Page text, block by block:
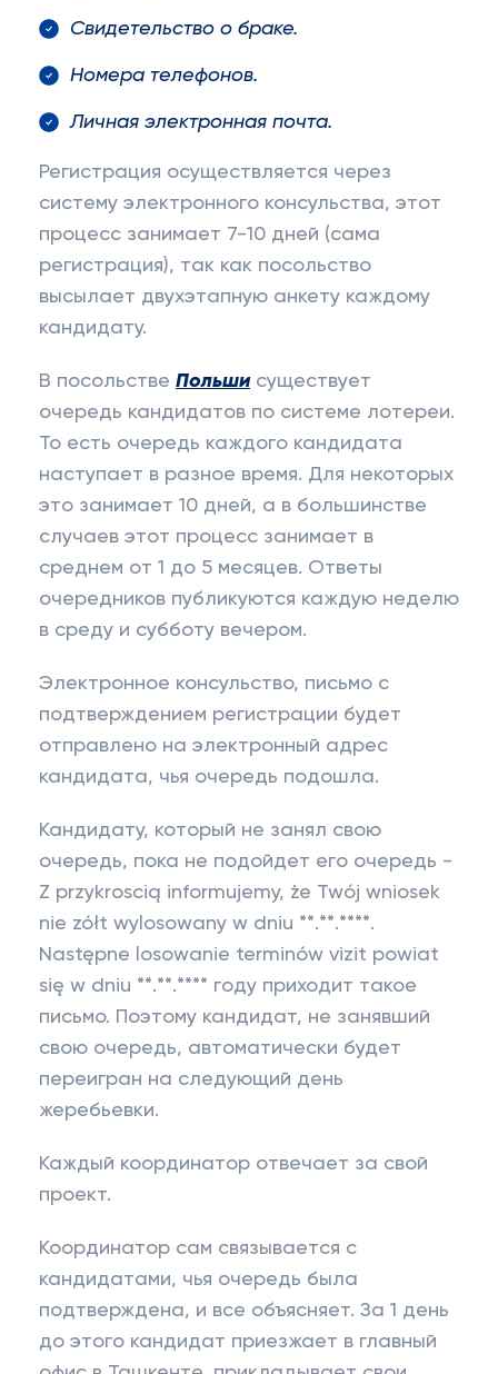
Свидетельство о браке.
Номера телефонов.
Личная электронная почта.
Регистрация осуществляется через
систему электронного консульства, этот
процесс занимает 7-10 дней (сама
регистрация), так как посольство
высылает двухэтапную анкету каждому
кандидату.
В посольстве Польшисуществует
очередь кандидатов по системе лотереи.
То есть очередь каждого кандидата
наступает в разное время. Для некоторых
это занимает 10 дней, а в большинстве
случаев этот процесс занимает в
среднем от 1 до 5 месяцев. Ответы
очередников публикуются каждую неделю
в среду и субботу вечером.
Электронное консульство, письмо с
подтверждением регистрации будет
отправлено на электронный адрес
кандидата, чья очередь подошла.
Кандидату, который не занял свою
очередь, пока не подойдет его очередь -
Z przykroscią informujemy, że Twój wniosek
nie zółt wylosowany w dniu **.**.****.
Następne losowanie terminów vizit powiat
się w dniu **.**.**** году приходит такое
письмо. Поэтому кандидат, не занявший
свою очередь, автоматически будет
переигран на следующий день
жеребьевки.
Каждый координатор отвечает за свой
проект.
Координатор сам связывается с
кандидатами, чья очередь была
подтверждена, и все объясняет. За 1 день
до этого кандидат приезжает в главный